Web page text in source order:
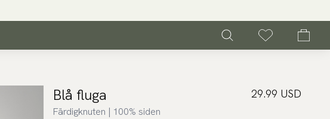
Blå fluga
Färdigknuten | 100% siden
29.99 USD